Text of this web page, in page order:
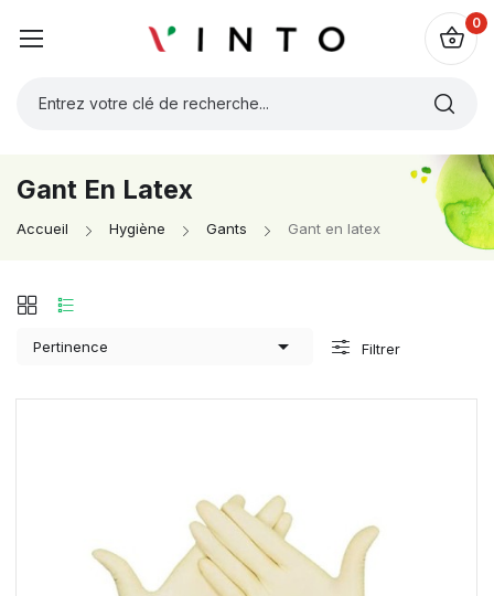
0
Gant En Latex
Accueil Hygiène Gants Gant en latex
Pertinence  Filtrer